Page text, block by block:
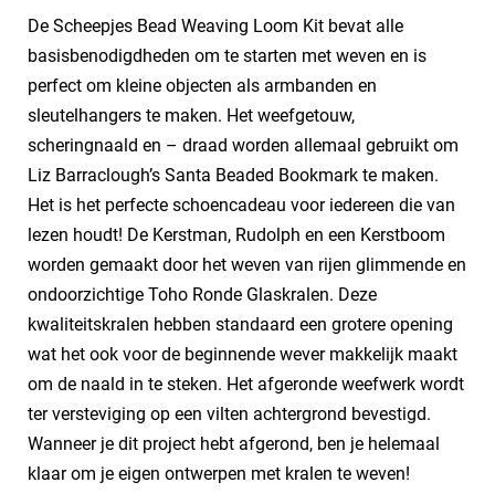
De Scheepjes Bead Weaving Loom Kit bevat alle
basisbenodigdheden om te starten met weven en is
perfect om kleine objecten als armbanden en
sleutelhangers te maken. Het weefgetouw,
scheringnaald en – draad worden allemaal gebruikt om
Liz Barraclough’s Santa Beaded Bookmark te maken.
Het is het perfecte schoencadeau voor iedereen die van
lezen houdt! De Kerstman, Rudolph en een Kerstboom
worden gemaakt door het weven van rijen glimmende en
ondoorzichtige Toho Ronde Glaskralen. Deze
kwaliteitskralen hebben standaard een grotere opening
wat het ook voor de beginnende wever makkelijk maakt
om de naald in te steken. Het afgeronde weefwerk wordt
ter versteviging op een vilten achtergrond bevestigd.
Wanneer je dit project hebt afgerond, ben je helemaal
klaar om je eigen ontwerpen met kralen te weven!